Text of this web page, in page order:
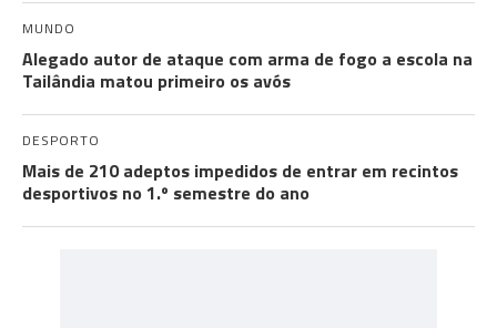
MUNDO
Alegado autor de ataque com arma de fogo a escola na
Tailândia matou primeiro os avós
DESPORTO
Mais de 210 adeptos impedidos de entrar em recintos
desportivos no 1.º semestre do ano